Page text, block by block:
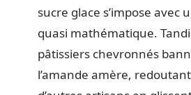
sucre glace s’impose avec
quasi mathématique.
pâtissiers chevronnés
l’amande amère,